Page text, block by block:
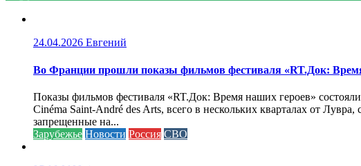
24.04.2026 Евгений
Во Франции прошли показы фильмов фестиваля «RT.Док:
Показы фильмов фестиваля «RT.Док: Время наших героев»
Cinéma Saint-André des Arts, всего в нескольких кварталах от
запрещенные на...
Зарубежье Новости Россия СВО